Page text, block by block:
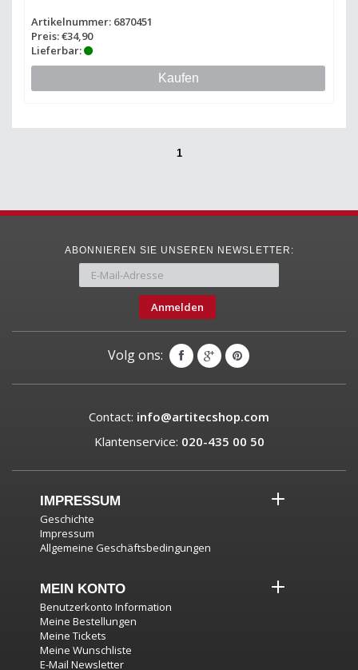
Artikelnummer: 6870451
Preis: €34,90
Lieferbar:
Kaufen
1
ABONNIEREN SIE UNSEREN NEWSLETTER:
Anmelden
Volg ons:
Contact: info@artitecshop.com
Klantenservice: 020-435 00 50
IMPRESSUM
Geschichte
Impressum
Allgemeine Geschäftsbedingungen
MEIN KONTO
Benutzerkonto Information
Meine Bestellungen
Meine Tickets
Meine Wunschliste
E-Mail Newsletter